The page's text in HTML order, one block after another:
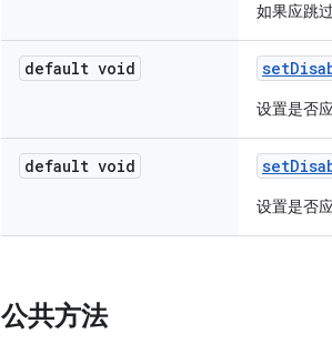
如果应跳
default void set
设置是否
default void set
设置是否
公共方法